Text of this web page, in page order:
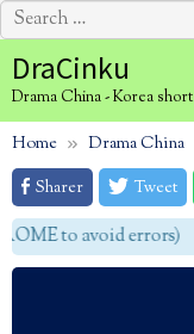
Search
for:
to
content
DraCinku
Drama China - Korea short
Home Drama China
Sharer
Tweet
to avoid errors)